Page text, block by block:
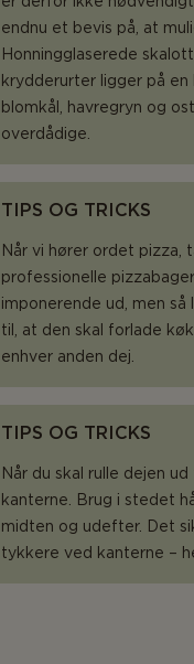
endnu et bevis på, at
Honningglaserede
krydderurter ligger på
blomkål, havregryn og
overdådige.
TIPS OG TRICKS
Når vi hører ordet pizza,
professionelle
imponerende ud, men
til, at den skal forlade
enhver anden dej.
TIPS OG TRICKS
Når du skal rulle dejen
kanterne. Brug i stedet
midten og udefter. Det
tykkere ved kanterne –